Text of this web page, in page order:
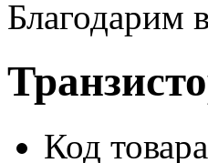
Благодарим
Код